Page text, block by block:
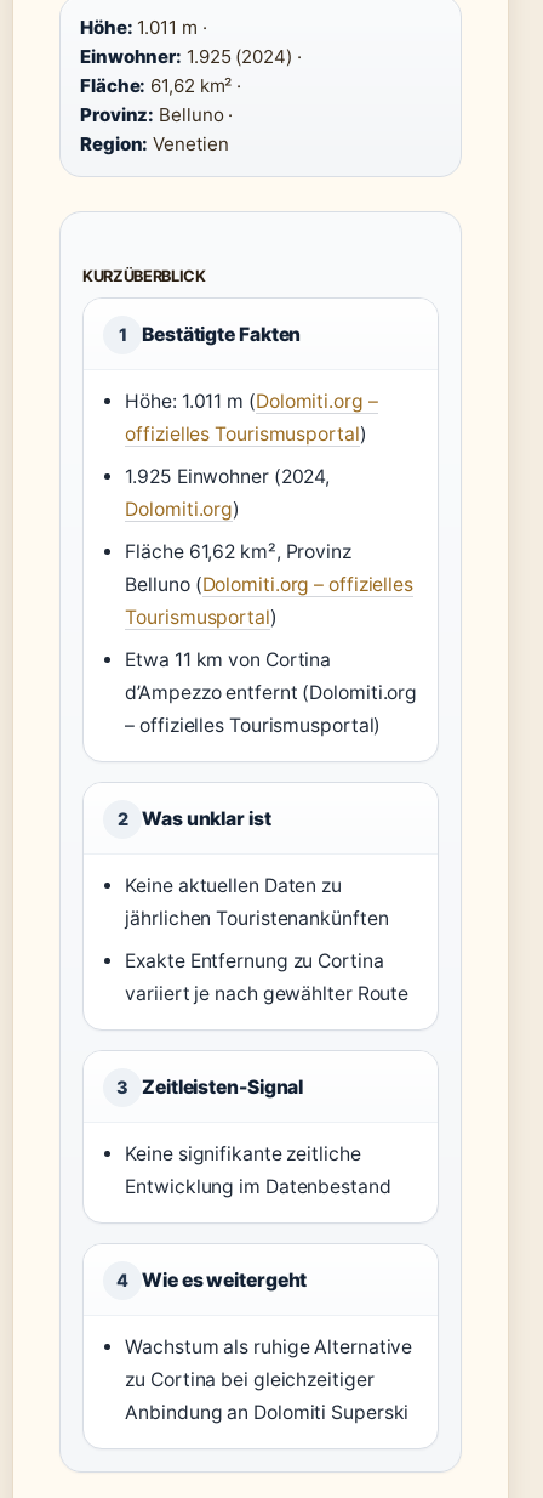
Höhe: 1.011 m ·
Einwohner: 1.925 (2024) ·
Fläche: 61,62 km² ·
Provinz: Belluno ·
Region: Venetien
KURZÜBERBLICK
1 Bestätigte Fakten
Höhe: 1.011 m (Dolomiti.org –
offizielles Tourismusportal)
1.925 Einwohner (2024,
Dolomiti.org)
Fläche 61,62 km², Provinz
Belluno (Dolomiti.org – offizielles
Tourismusportal)
Etwa 11 km von Cortina
d’Ampezzo entfernt (Dolomiti.org
– offizielles Tourismusportal)
2 Was unklar ist
Keine aktuellen Daten zu
jährlichen Touristenankünften
Exakte Entfernung zu Cortina
variiert je nach gewählter Route
3 Zeitleisten-Signal
Keine signifikante zeitliche
Entwicklung im Datenbestand
4 Wie es weitergeht
Wachstum als ruhige Alternative
zu Cortina bei gleichzeitiger
Anbindung an Dolomiti Superski